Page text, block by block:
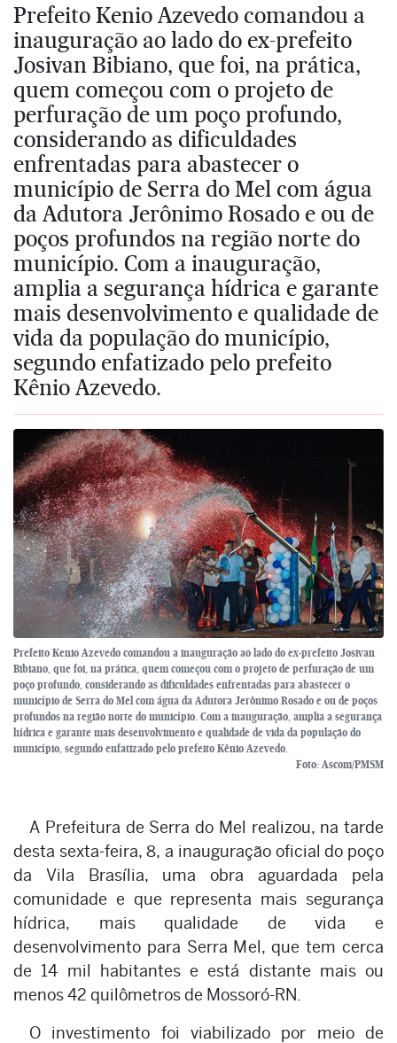
Prefeito Kenio Azevedo comandou a
inauguração ao lado do ex-prefeito
Josivan Bibiano, que foi, na prática,
quem começou com o projeto de
perfuração de um poço profundo,
considerando as dificuldades
enfrentadas para abastecer o
município de Serra do Mel com água
da Adutora Jerônimo Rosado e ou de
poços profundos na região norte do
município. Com a inauguração,
amplia a segurança hídrica e garante
mais desenvolvimento e qualidade de
vida da população do município,
segundo enfatizado pelo prefeito
Kênio Azevedo.
Prefeito Kenio Azevedo comandou a inauguração ao lado do ex-prefeito Josivan
Bibiano, que foi, na prática, quem começou com o projeto de perfuração de um
poço profundo, considerando as dificuldades enfrentadas para abastecer o
município de Serra do Mel com água da Adutora Jerônimo Rosado e ou de poços
profundos na região norte do município. Com a inauguração, amplia a segurança
hídrica e garante mais desenvolvimento e qualidade de vida da população do
município, segundo enfatizado pelo prefeito Kênio Azevedo.
Foto: Ascom/PMSM
A Prefeitura de Serra do Mel realizou, na tarde
desta sexta-feira, 8, a inauguração oficial do poço
da Vila Brasília, uma obra aguardada pela
comunidade e que representa mais segurança
hídrica, mais qualidade de vida e
desenvolvimento para Serra Mel, que tem cerca
de 14 mil habitantes e está distante mais ou
menos 42 quilômetros de Mossoró-RN.
O investimento foi viabilizado por meio de